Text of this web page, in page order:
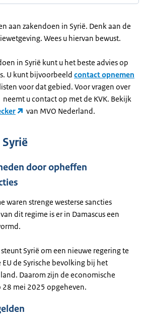
aan zakendoen in Syrië. Denk aan de
Wees u hiervan bewust.
in Syrië kunt u het beste advies op
U kunt bijvoorbeeld contact opnemen
voor dat gebied. Voor vragen over
neemt u contact op met de KVK. Bekijk
van MVO Nederland.
door opheffen
waren strenge westerse sancties
dit regime is er in Damascus een
steunt Syrië om een nieuwe regering te
de Syrische bevolking bij het
Daarom zijn de economische
28 mei 2025 opgeheven.